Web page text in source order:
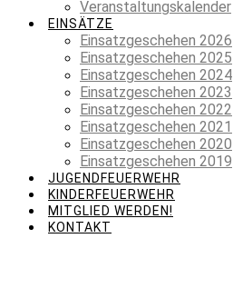
Veranstaltungskalender
EINSÄTZE
Einsatzgeschehen 2026
Einsatzgeschehen 2025
Einsatzgeschehen 2024
Einsatzgeschehen 2023
Einsatzgeschehen 2022
Einsatzgeschehen 2021
Einsatzgeschehen 2020
Einsatzgeschehen 2019
JUGENDFEUERWEHR
KINDERFEUERWEHR
MITGLIED WERDEN!
KONTAKT